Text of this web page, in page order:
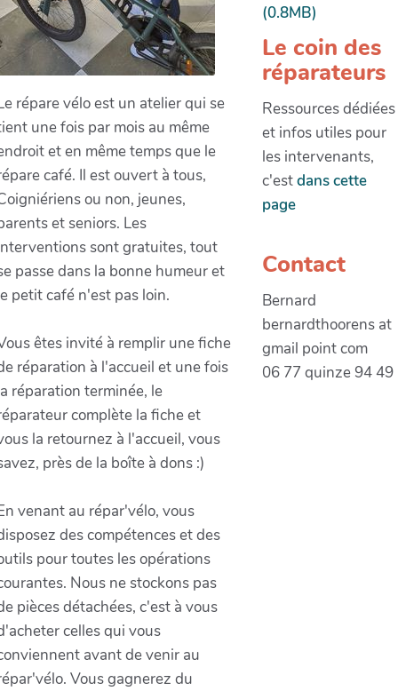
répare vélo est un atelier qui se
une fois par mois au même
et en même temps que le
café. Il est ouvert à tous,
ou non, jeunes,
et seniors. Les
sont gratuites, tout
passe dans la bonne humeur et
petit café n'est pas loin.
êtes invité à remplir une fiche
réparation à l'accueil et une fois
réparation terminée, le
complète la fiche et
la retournez à l'accueil, vous
près de la boîte à dons :)
venant au répar'vélo, vous
des compétences et des
pour toutes les opérations
Nous ne stockons pas
pièces détachées, c'est à vous
celles qui vous
avant de venir au
Vous gagnerez du
(0.8MB)
Le coin des
réparateurs
Ressources dédiées
et infos utiles pour
les intervenants,
c'estdans cette
page
Contact
Bernard
bernardthoorens at
gmail point com
06 77 quinze 94 49